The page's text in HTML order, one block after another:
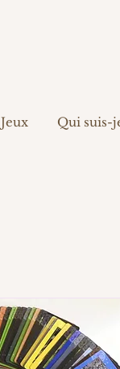
Jeux Qui suis-